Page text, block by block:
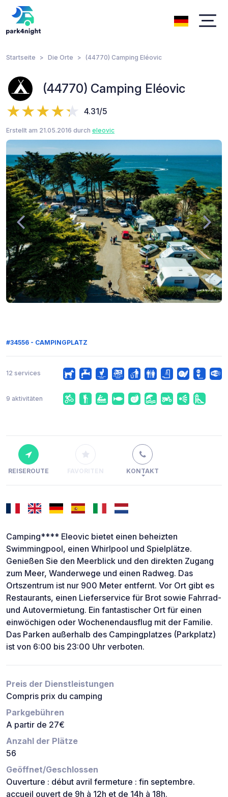
Startseite Die Orte (44770) Camping Eléovic
(44770) Camping Eléovic
4.31/5
Erstellt am 21.05.2016 durch eleovic
#34556 - CAMPINGPLATZ
12 services
9 aktivitäten
REISEROUTE FAVORITEN KONTAKT
Camping**** Eleovic bietet einen beheizten
Swimmingpool, einen Whirlpool und Spielplätze.
Genießen Sie den Meerblick und den direkten Zugang
zum Meer, Wanderwege und einen Radweg. Das
Ortszentrum ist nur 900 Meter entfernt. Vor Ort gibt es
Restaurants, einen Lieferservice für Brot sowie Fahrrad-
und Autovermietung. Ein fantastischer Ort für einen
einwöchigen oder Wochenendausflug mit der Familie.
Das Parken außerhalb des Campingplatzes (Parkplatz)
ist von 6:00 bis 23:00 Uhr verboten.
Preis der Dienstleistungen
Compris prix du camping
Parkgebühren
A partir de 27€
Anzahl der Plätze
56
Geöffnet/Geschlossen
Ouverture : début avril fermeture : fin septembre.
accueil ouvert de 9h à 12h et de 14h à 18h.